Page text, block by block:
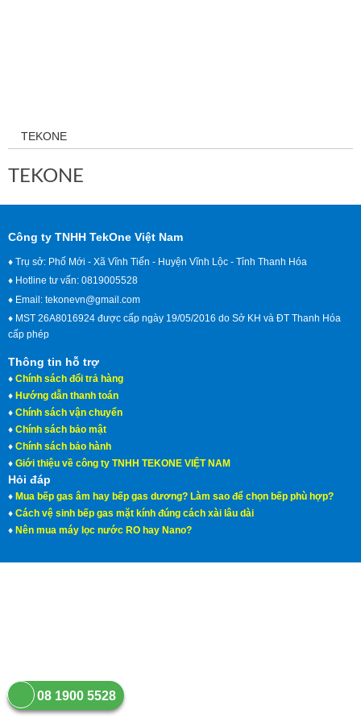
TEKONE
TEKONE
Công ty TNHH TekOne Việt Nam
♦ Trụ sở: Phố Mới - Xã Vĩnh Tiến - Huyện Vĩnh Lộc - Tỉnh Thanh Hóa
♦ Hotline tư vấn: 0819005528
♦ Email: tekonevn@gmail.com
♦ MST 26A8016924 được cấp ngày 19/05/2016 do Sở KH và ĐT Thanh Hóa
cấp phép
Thông tin hỗ trợ
♦ Chính sách đổi trả hàng
♦ Hướng dẫn thanh toán
♦ Chính sách vận chuyển
♦ Chính sách bảo mật
♦ Chính sách bảo hành
♦ Giới thiệu về công ty TNHH TEKONE VIỆT NAM
Hỏi đáp
♦ Mua bếp gas âm hay bếp gas dương? Làm sao để chọn bếp phù hợp?
♦ Cách vệ sinh bếp gas mặt kính đúng cách xài lâu dài
♦ Nên mua máy lọc nước RO hay Nano?
08 1900 5528